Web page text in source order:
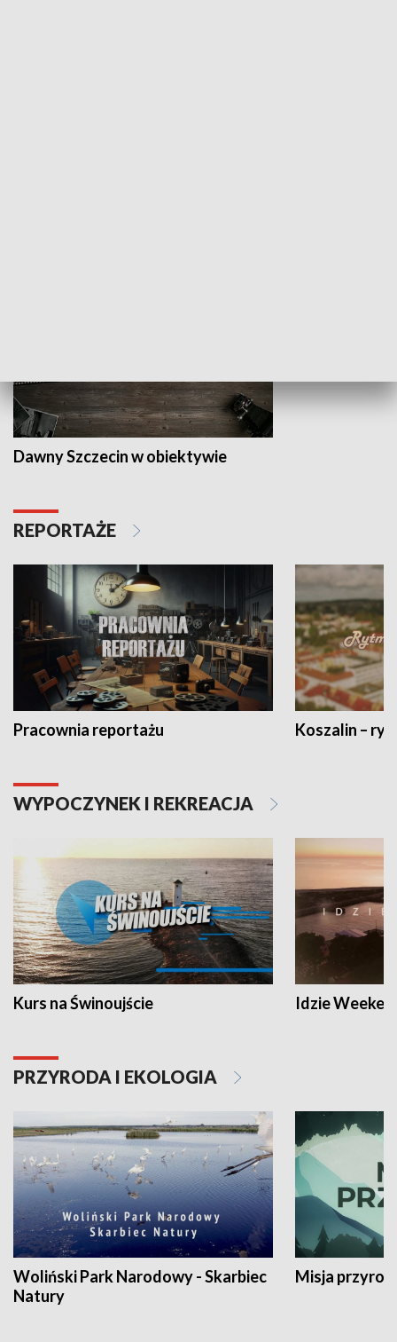
Dawny Szczecin w obiektywie
REPORTAŻE
Pracownia reportażu Koszalin –
WYPOCZYNEK I REKREACJA
Kurs na Świnoujście Idzie
PRZYRODA I EKOLOGIA
Woliński Park Narodowy - Skarbiec
Natury
Misja